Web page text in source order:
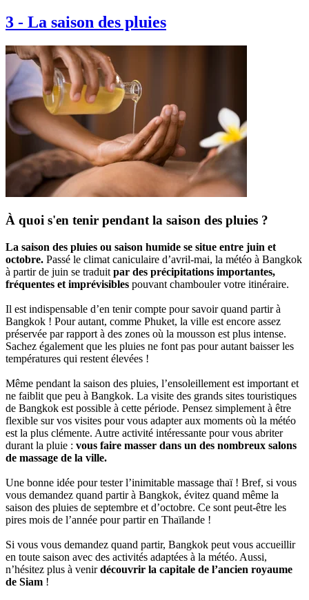
3 - La saison des pluies
À quoi s'en tenir pendant la saison des pluies ?
La saison des pluies ou saison humide se situe entre juin et
octobre. Passé le climat caniculaire d’avril-mai, la météo à Bangkok
à partir de juin se traduit par des précipitations importantes,
fréquentes et imprévisibles pouvant chambouler votre itinéraire.
Il est indispensable d’en tenir compte pour savoir quand partir à
Bangkok ! Pour autant, comme Phuket, la ville est encore assez
préservée par rapport à des zones où la mousson est plus intense.
Sachez également que les pluies ne font pas pour autant baisser les
températures qui restent élevées !
Même pendant la saison des pluies, l’ensoleillement est important et
ne faiblit que peu à Bangkok. La visite des grands sites touristiques
de Bangkok est possible à cette période. Pensez simplement à être
flexible sur vos visites pour vous adapter aux moments où la météo
est la plus clémente. Autre activité intéressante pour vous abriter
durant la pluie : vous faire masser dans un des nombreux salons
de massage de la ville.
Une bonne idée pour tester l’inimitable massage thaï ! Bref, si vous
vous demandez quand partir à Bangkok, évitez quand même la
saison des pluies de septembre et d’octobre. Ce sont peut-être les
pires mois de l’année pour partir en Thaïlande !
Si vous vous demandez quand partir, Bangkok peut vous accueillir
en toute saison avec des activités adaptées à la météo. Aussi,
n’hésitez plus à venirdécouvrir la capitale de l’ancien royaume
de Siam !